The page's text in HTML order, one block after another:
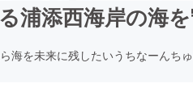
浦添西海岸の海
海を未来に残したいうちなーんち